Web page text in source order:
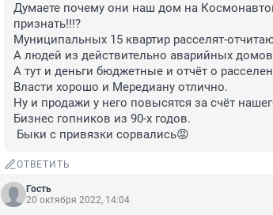
Думаете почему они наш дом на
признать!!!?
Муниципальных 15 квартир расселят-
А людей из действительно аварийных домов
А тут и деньги бюджетные и отчёт о
Власти хорошо и Мередиану отлично.
Ну и продажи у него повысятся за счёт
Бизнес гопников из 90-х годов.
Быки с привязки сорвались😡
ОТВЕТИТЬ
Гость
20 октября 2022, 14:04